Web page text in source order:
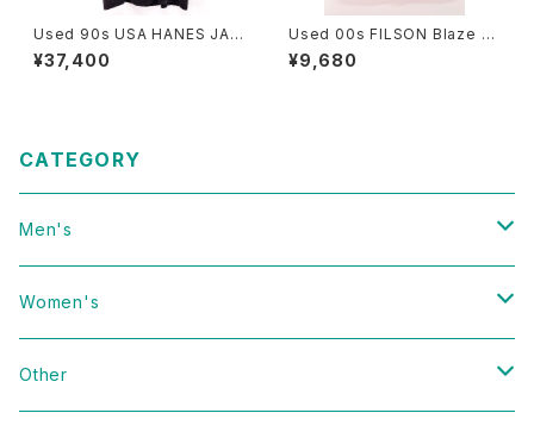
Used 90s USA HANES JAN
ET JACKSON 1990 RHYTH
M NATION 1814 TOUR T-S
¥37,400
Used 00s FILSON Blaze Or
ange Hunting Vest Size 46
古着
¥9,680
CATEGORY
Men's
Vintage
Domestic
Women's
Vintage
Other